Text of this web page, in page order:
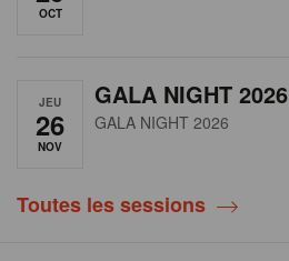
OCT
JEU
26
NOV
GALA NIGHT 2026
GALA NIGHT 2026
Toutes les sessions